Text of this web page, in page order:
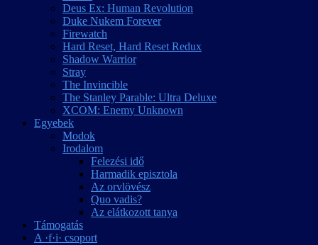
Deus Ex: Human Revolution
Duke Nukem Forever
Firewatch
Hard Reset, Hard Reset Redux
Shadow Warrior
Stray
The Invincible
The Stanley Parable: Ultra Deluxe
XCOM: Enemy Unknown
Egyebek
Modok
Irodalom
Felezési idő
Harmadik episztola
Az orvlövész
Quo vadis?
Az elátkozott tanya
Támogatás
A ·f·i· csoport